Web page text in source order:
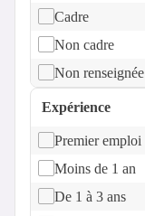
Cadre
Non cadre
Non renseignée
Expérience
Premier emploi
Moins de 1 an
De 1 à 3 ans